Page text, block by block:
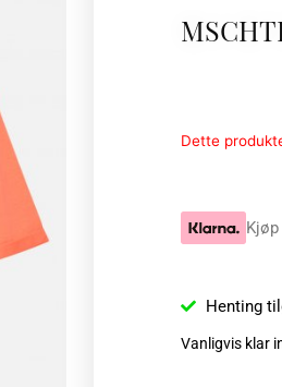
Dette
Henting
Vanligvis klar